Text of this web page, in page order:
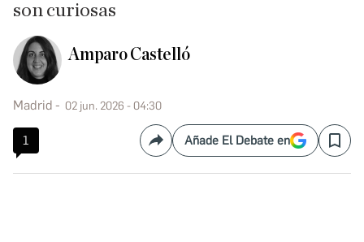
son curiosas
Amparo Castelló
Madrid 02 jun. 2026 - 04:30
1 CompartirAñade El Debate en Save